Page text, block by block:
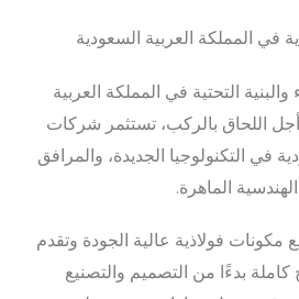
في المملكة العربية السعودية
التحتية في المملكة العربية
اللحاق بالركب، تستثمر شركات
في التكنولوجيا الجديدة، والمرافق
الماهرة.
فولاذية عالية الجودة وتقدم
بدءًا من التصميم والتصنيع